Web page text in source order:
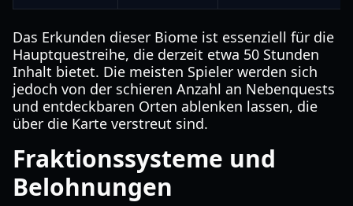
Das Erkunden dieser Biome ist essenziell für die
Hauptquestreihe, die derzeit etwa 50 Stunden
Inhalt bietet. Die meisten Spieler werden sich
jedoch von der schieren Anzahl an Nebenquests
und entdeckbaren Orten ablenken lassen, die
über die Karte verstreut sind.
Fraktionssysteme und
Belohnungen